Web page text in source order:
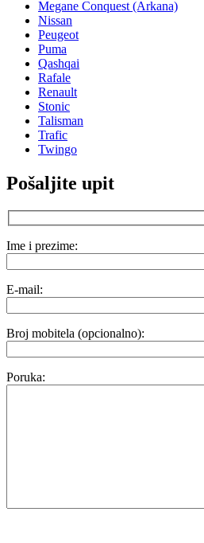
Megane Conquest (Arkana)
Nissan
Peugeot
Puma
Qashqai
Rafale
Renault
Stonic
Talisman
Trafic
Twingo
Pošaljite upit
Ime i prezime:
E-mail:
Broj mobitela (opcionalno):
Poruka: